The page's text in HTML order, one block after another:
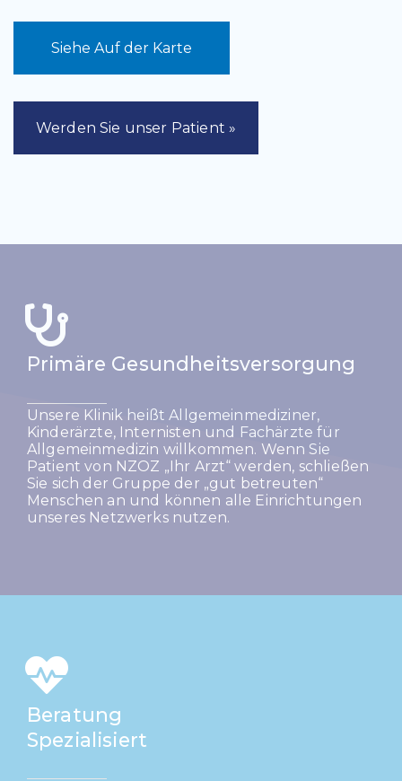
Siehe Auf der Karte
Werden Sie unser Patient »
Primäre Gesundheitsversorgung
Unsere Klinik heißt Allgemeinmediziner,
Kinderärzte, Internisten und Fachärzte für
Allgemeinmedizin willkommen. Wenn Sie
Patient von NZOZ „Ihr Arzt“ werden, schließen
Sie sich der Gruppe der „gut betreuten“
Menschen an und können alle Einrichtungen
unseres Netzwerks nutzen.
Beratung
Spezialisiert